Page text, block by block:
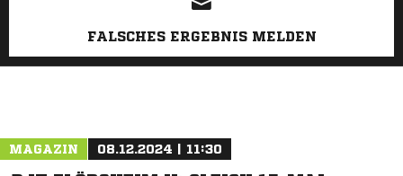
FALSCHES ERGEBNIS MELDEN
MAGAZIN 08.12.2024 | 11:30